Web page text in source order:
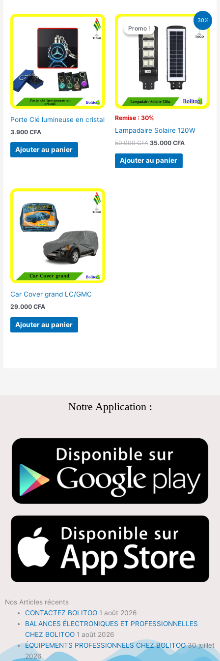
Porte Clé lumineuse en cristal
3.900CFA
Ajouter au panier
30%
Promo !
Remise : 30%
Promo !
Lampadaire Solaire 120W
50.000CFA
Le
prix
initial
était :
50.000 CFA.
35.000 CFA
Le
prix
actuel
est :
35.000
Ajouter au panier
Car Cover grand LC/GMC
29.000CFA
Ajouter au panier
Notre Application :
Nos Articles récents
CONTACTEZ BOLITOO 1 août 2026
BALANCES ÉLECTRONIQUES ET PROFESSIONNELLES
CHEZ BOLITOO 1 août 2026
ÉQUIPEMENTS PROFESSIONNELS CHEZ BOLITOO 30 juillet
2026